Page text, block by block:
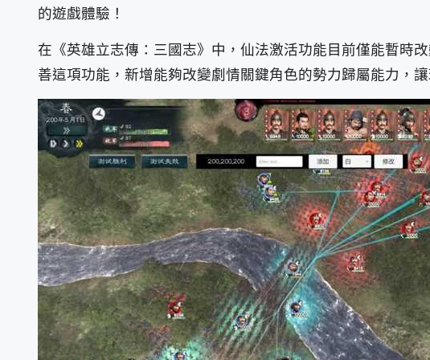
的遊戲體驗！
在《英雄立志傳：三國志》中，仙法激活功能目前僅能暫時
善這項功能，新增能夠改變劇情關鍵角色的勢力歸屬能力，